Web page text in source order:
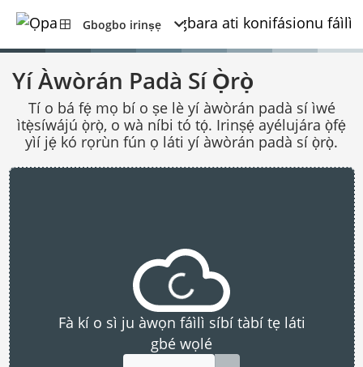
Gbogbo irinṣẹ
Yí Àwòrán Padà Sí Ọ̀rọ̀
Tí o bá fẹ́ mọ bí o ṣe lè yí àwòrán padà sí ìwé
ìtẹ̀síwájú ọ̀rọ̀, o wà níbi tó tọ́. Irinṣẹ́ ayélujára ọ̀fẹ́
yìí jẹ́ kó rọrùn fún ọ láti yí àwòrán padà sí ọ̀rọ̀.
Fà kí o sì ju àwọn fáìlì síbí tàbí tẹ láti
gbé wọlé